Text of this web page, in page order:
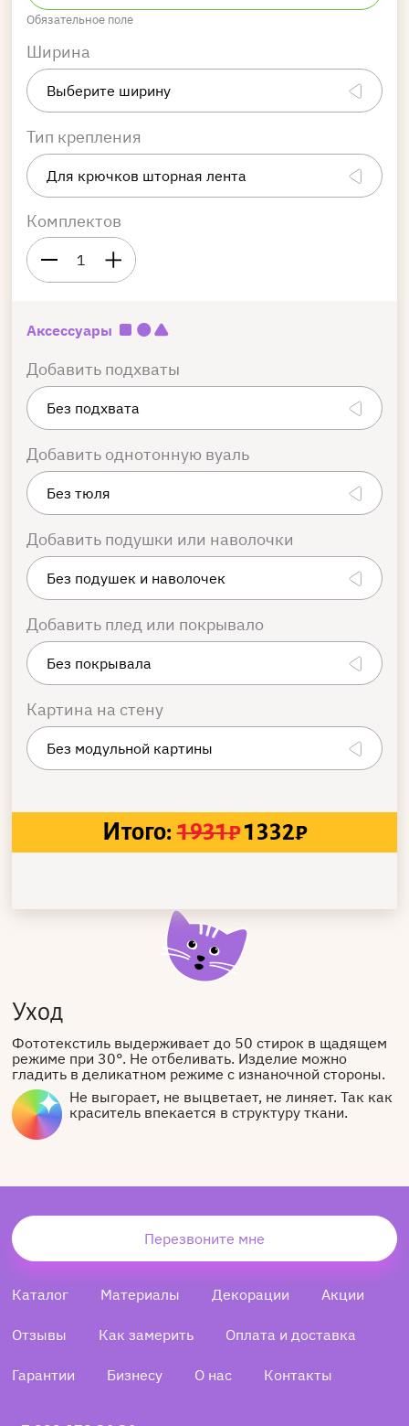
Обязательное поле
Ширина
Тип крепления
Комплектов
1
Аксессуары
Добавить подхваты
Добавить однотонную вуаль
Добавить подушки или наволочки
Добавить плед или покрывало
Картина на стену
Итого: 1931₽1332₽
Уход
Фототекстиль выдерживает до 50 стирок в щадящем
режиме при 30°. Не отбеливать. Изделие можно
гладить в деликатном режиме с изнаночной стороны.
Не выгорает, не выцветает, не линяет. Так как
краситель впекается в структуру ткани.
Перезвоните мне
Каталог Материалы Декорации Акции
Отзывы Как замерить Оплата и доставка
Гарантии Бизнесу О нас Контакты